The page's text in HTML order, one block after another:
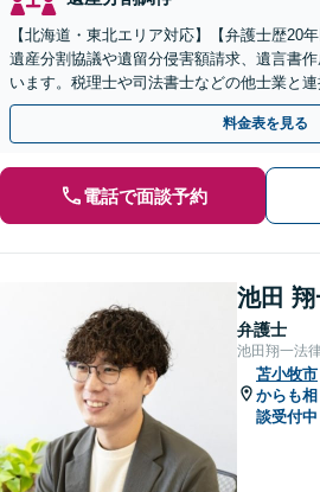
【北海道・東北エリア対応】【弁護士歴20
遺産分割協議や遺留分侵害額請求、遺言書
います。税理士や司法書士などの他士業と
解決が可能です。ぜひご相談ください。
料金表を見る
電話で面談予約
池田 翔
弁護士
池田翔一法
苫小牧市
からも相
談受付中